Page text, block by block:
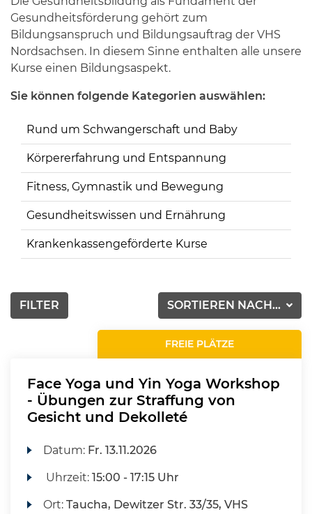
Gesundheitsförderung gehört zum
Bildungsanspruch und Bildungsauftrag der VHS
Nordsachsen. In diesem Sinne enthalten alle unsere
Kurse einen Bildungsaspekt.
Sie können folgende Kategorien auswählen:
Rund um Schwangerschaft und Baby
Körpererfahrung und Entspannung
Fitness, Gymnastik und Bewegung
Gesundheitswissen und Ernährung
Krankenkassengeförderte Kurse
SORTIEREN NACH...
FILTER
FREIE PLÄTZE
Face Yoga und Yin Yoga Workshop
- Übungen zur Straffung von
Gesicht und Dekolleté
Datum: Fr. 13.11.2026
Uhrzeit:15:00 - 17:15 Uhr
Ort:Taucha, Dewitzer Str. 33/35, VHS